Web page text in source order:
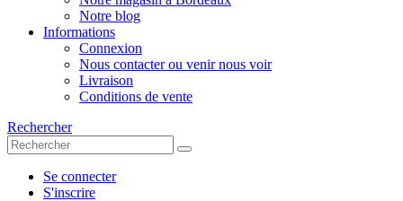
Notre blog
Informations
Connexion
Nous contacter ou venir nous voir
Livraison
Conditions de vente
Rechercher
Se connecter
S'inscrire